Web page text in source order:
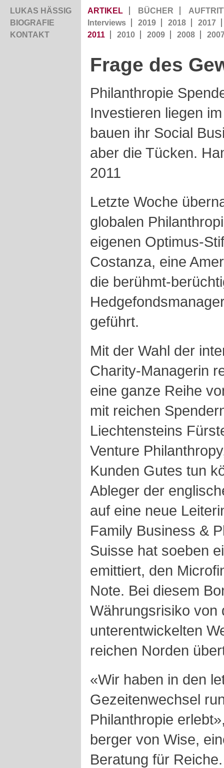
LUKAS HÄSSIG
BIOGRAFIE
KONTAKT
ARTIKEL BÜCHER
Interviews
2019 2018
2017
2011
2010 2009 2008
Frage des
Philanthropie
Investieren liegen
bauen ihr Social
aber die Tücken.
2011
Letzte Woche
globalen
eigenen Optimus-
Costanza, eine
die berühmt-
geführt.
Mit der Wahl der
Charity-Managerin
eine ganze Reihe
mit reichen
Liechtensteins
Venture
Kunden Gutes tun
Ableger der
auf eine neue
Family Business &
Suisse hat soeben
emittiert, den
Note. Bei diesem
Währungsrisiko von
unterentwickelten
reichen Norden
«Wir haben in den
Gezeitenwechsel
Philanthropie
berger von Wise,
Beratung für